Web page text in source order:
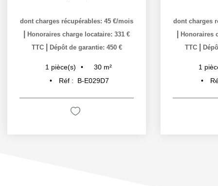
dont charges récupérables: 70 €/mois
|Honoraires charge locataire: 209 €
TTC|Dépôt de garantie: 820 €
1pièce(s) 19m²
Réf : B-E1WV6G
dont
|
TTC
|
2